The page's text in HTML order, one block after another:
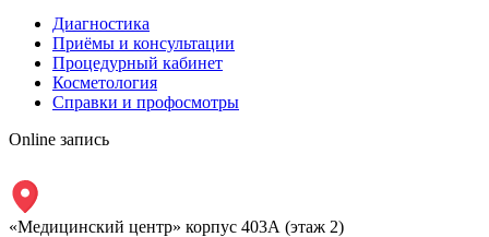
Диагностика
Приёмы и консультации
Процедурный кабинет
Косметология
Справки и профосмотры
Online запись
«Медицинский центр» корпус 403А (этаж 2)